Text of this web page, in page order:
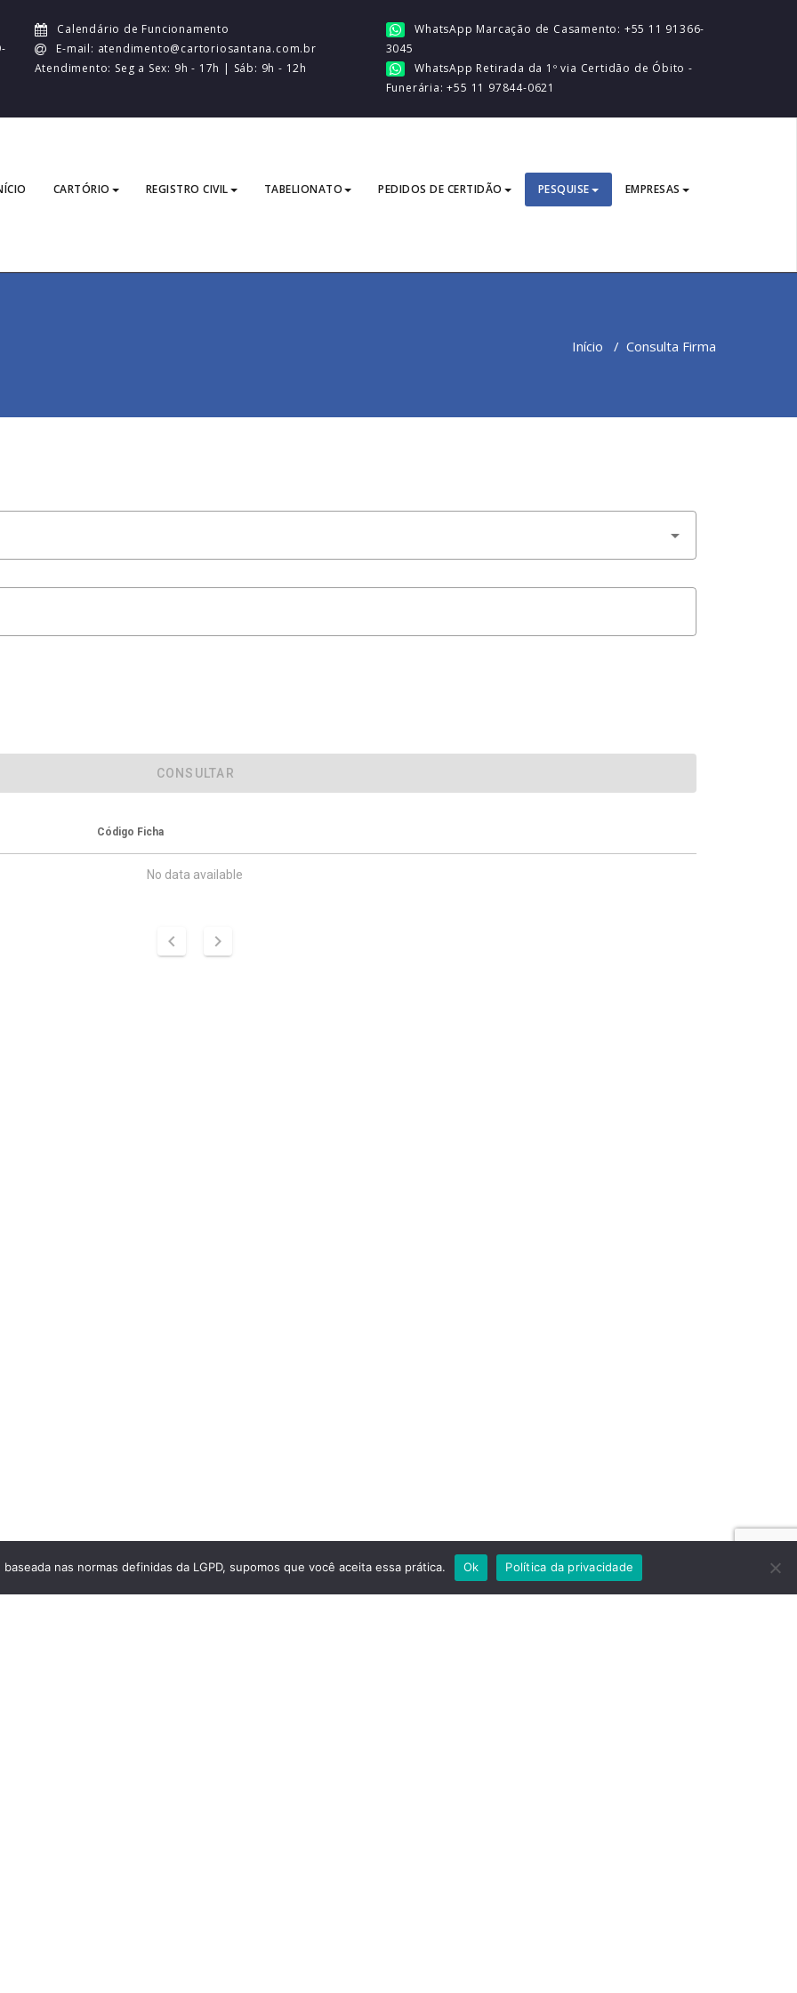
Calendário de Funcionamento
E-mail: atendimento@cartoriosantana.com.br
Atendimento: Seg a Sex: 9h - 17h | Sáb: 9h - 12h
WhatsApp Marcação de Casamento: +55 11 91366-
3045
WhatsApp Retirada da 1º via Certidão de Óbito -
Funerária: +55 11 97844-0621
CARTÓRIO REGISTRO CIVIL TABELIONATO PEDIDOS DE CERTIDÃO PESQUISE EMPRESAS
Início / Consulta Firma
CONSULTAR
Código Ficha
No data available
nas normas definidas da LGPD, supomos que você aceita essa prática. Ok Política da privacidade